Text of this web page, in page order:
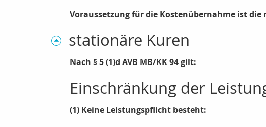
Voraussetzung für die Kostenübernahme ist
stationäre Kuren
Nach § 5 (1)d AVB MB/KK 94 gilt:
Einschränkung der
(1) Keine Leistungspflicht besteht: